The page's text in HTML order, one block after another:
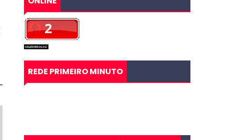
REDE PRIMEIRO MINUTO